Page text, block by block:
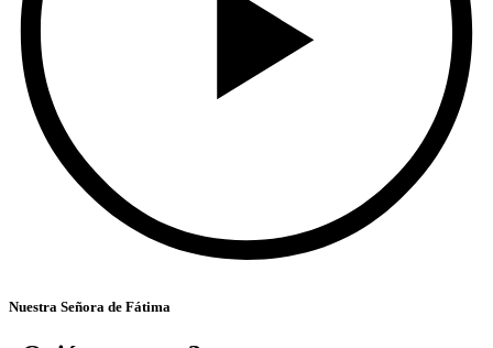
Nuestra Señora de Fátima